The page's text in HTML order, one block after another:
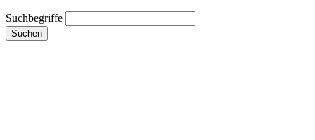
Suchbegriffe
Suchen